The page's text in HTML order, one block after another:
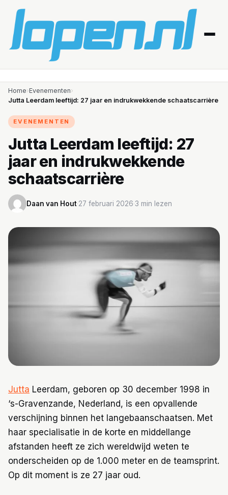
Home
Gezondheid
Producten
Routes
Schema’s
Home›Evenementen›
Jutta Leerdam leeftijd: 27 jaar en indrukwekkende schaatscarrière
EVENEMENTEN
Jutta Leerdam leeftijd: 27
jaar en indrukwekkende
schaatscarrière
Daan van Hout·27 februari 2026·3 min lezen
Jutta Leerdam, geboren op 30 december 1998 in
‘s-Gravenzande, Nederland, is een opvallende
verschijning binnen het langebaanschaatsen. Met
haar specialisatie in de korte en middellange
afstanden heeft ze zich wereldwijd weten te
onderscheiden op de 1.000 meter en de teamsprint.
Op dit moment is ze 27 jaar oud.